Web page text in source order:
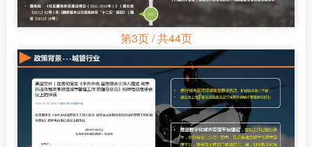
第3页 / 共44页